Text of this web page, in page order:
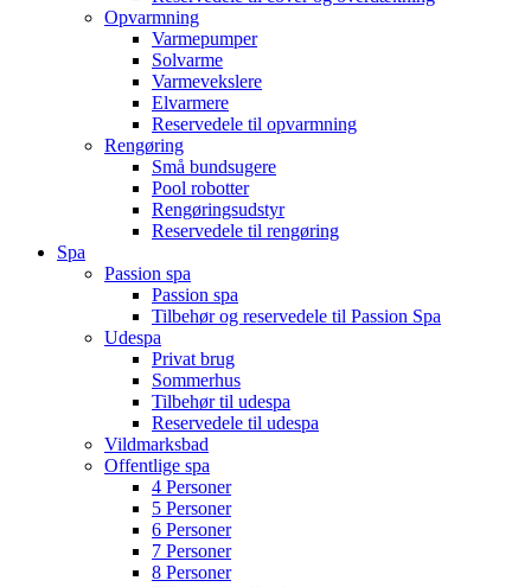
Opvarmning
Varmepumper
Solvarme
Varmevekslere
Elvarmere
Reservedele til opvarmning
Rengøring
Små bundsugere
Pool robotter
Rengøringsudstyr
Reservedele til rengøring
Spa
Passion spa
Passion spa
Tilbehør og reservedele til Passion Spa
Udespa
Privat brug
Sommerhus
Tilbehør til udespa
Reservedele til udespa
Vildmarksbad
Offentlige spa
4 Personer
5 Personer
6 Personer
7 Personer
8 Personer